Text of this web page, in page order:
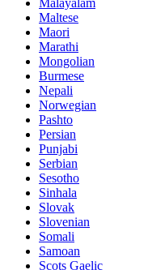
Maltese
Maori
Marathi
Mongolian
Burmese
Nepali
Norwegian
Pashto
Persian
Punjabi
Serbian
Sesotho
Sinhala
Slovak
Slovenian
Somali
Samoan
Scots Gaelic